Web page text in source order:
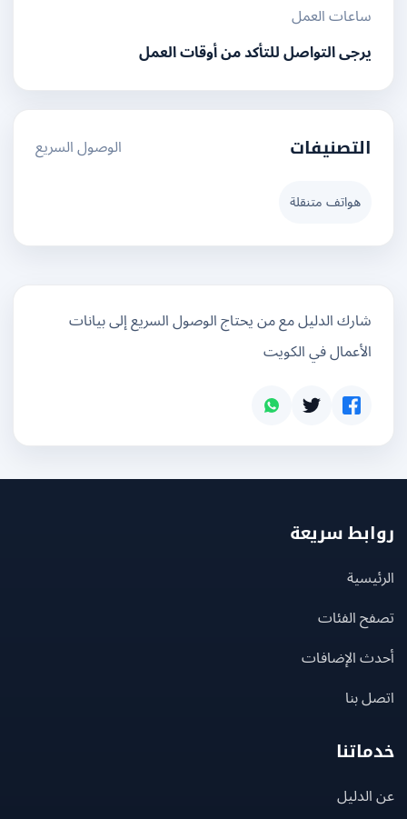
ساعات العمل
يرجى التواصل للتأكد من أوقات العمل
التصنيفات الوصول السريع
هواتف متنقلة
شارك الدليل مع من يحتاج الوصول السريع إلى بيانات
الأعمال في الكويت
سريعة
الفئات
الإضافات
بنا